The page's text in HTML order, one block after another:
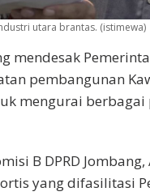
utara brantas. (istimewa)
mendesak
pembangunan
mengurai berbagai
B DPRD
yang difasilitasi